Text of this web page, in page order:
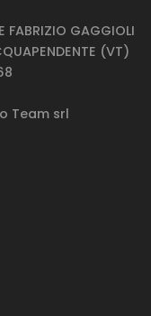
FABRIZIO GAGGIOLI
(VT)
Team srl